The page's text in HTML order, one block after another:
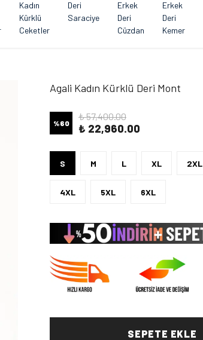
Kadın
Kürklü
Ceketler
Deri
Saraciye
Erkek
Deri
Cüzdan
Erkek
Deri
Kemer
Agali Kadın Kürklü Deri Mont
%60
₺ 57,400.00
₺ 22,960.00
S M L XL 2XL
4XL 5XL 6XL
SEPETE EKLE